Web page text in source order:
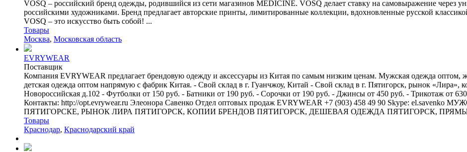
VOSQ – российский бренд одежды, родившийся из сети магазинов MEDICINE. VOSQ делает ставку на самовыражение через
российскими художниками. Бренд предлагает авторские принты, лимитированные коллекции, вдохновленные русской
VOSQ – это искусство быть собой! ...
Товары
Москва, Московская область
EVRYWEAR
Поставщик
Компания EVRYWEAR предлагает брендовую одежду и аксессуары из Китая по самым низким ценам. Мужская одежда оптом,
детская одежда оптом напрямую с фабрик Китая. - Свой склад в г. Гуанчжоу, Китай - Свой склад в г. Пятигорск, рынок
Новороссийская д.102 - Футболки от 150 руб. - Батники от 190 руб. - Сорочки от 190 руб. - Джинсы от 450 руб. - Трикотаж от
Контакты: http://opt.evrywear.ru Элеонора Савенко Отдел оптовых продаж EVRYWEAR +7 (903) 458 49 90 Skype:
ПЯТИГОРСКЕ, РЫНОК ЛИРА ПЯТИГОРСК, КОПИИ БРЕНДОВ ПЯТИГОРСК, ДЕШЕВАЯ ОДЕЖДА ПЯТИГОРСК,
Товары
Краснодар, Краснодарский край